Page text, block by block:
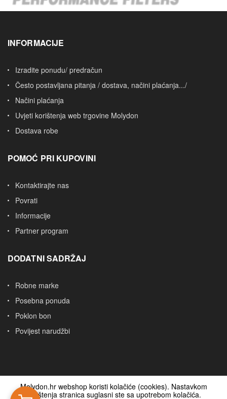
Molydon.hr webshop koristi kolačiće (cookies). Nastavkom
korištenja stranica suglasni ste sa upotrebom kolačića.
INFORMACIJE
Izradite ponudu/ predračun
Često postavljana pitanja / dostava, načini plaćanja.../
Načini plaćanja
Uvjeti korištenja web trgovine Molydon
Dostava robe
POMOĆ PRI KUPOVINI
Kontaktirajte nas
Povrati
Informacije
Partner program
DODATNI SADRŽAJ
Robne marke
Posebna ponuda
Poklon bon
Povijest narudžbi